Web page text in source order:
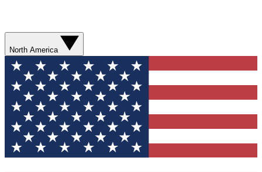
North America